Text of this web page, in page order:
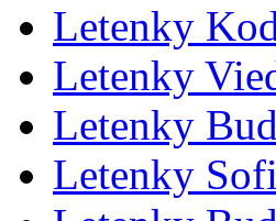
Letenky
Letenky
Letenky
Letenky